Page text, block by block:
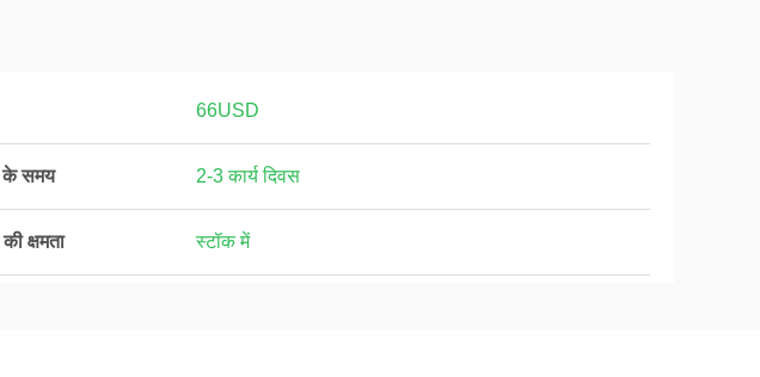
66USD
के समय 2-3 कार्य दिवस
क्षमता स्टॉक में